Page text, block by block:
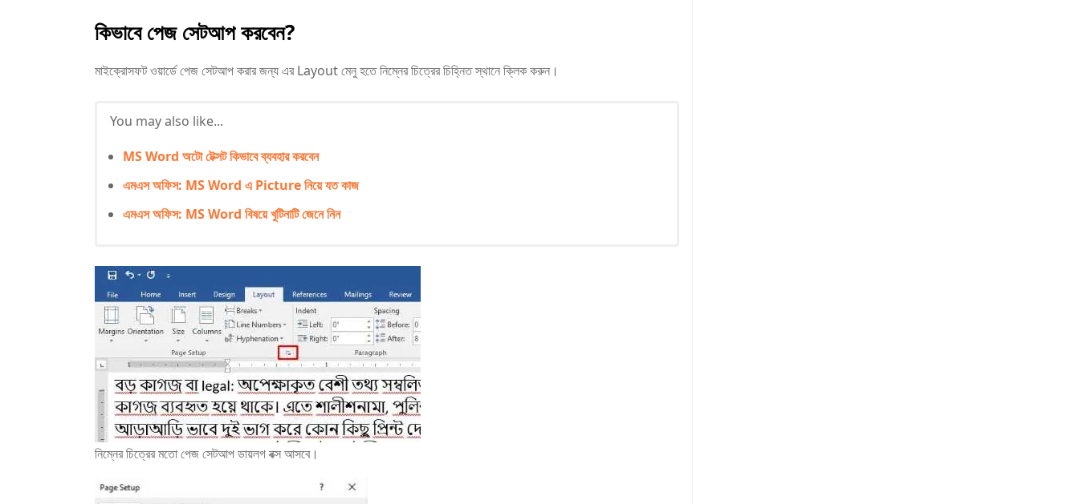
কিভাবে পেজ সেটআপ করবেন?
মাইক্রোসফট ওয়ার্ডে পেজ সেটআপ করার জন্য এর Layout মেনু হতে নিম্নের চিত্রের চিহ্নিত স্থানে ক্লিক করুন।
You may also like...
MS Word অটো টেক্সট কিভাবে ব্যবহার করবেন
এমএস অফিস: MS Word এ Picture নিয়ে যত কাজ
এমএস অফিস: MS Word বিষয়ে খুটিনাটি জেনে নিন
নিম্নের চিত্রের মতো পেজ সেটআপ ডায়লগ বক্স আসবে।